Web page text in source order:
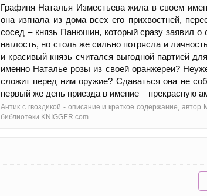
Графиня Наталья Изместьева жила в своем
она изгнала из дома всех его прихвостней,
сосед – князь Панюшин, который сразу заявил о
наглость, но столь же сильно потрясла и
и красивый князь считался выгодной партией
именно Наталье розы из своей оранжереи?
сложит перед ним оружие? Сдаваться она не
первый же день приезда в имение – прекрасную
Антик с гвоздикой - oписание и краткое содержание,
библиотеки KNIGGER.com